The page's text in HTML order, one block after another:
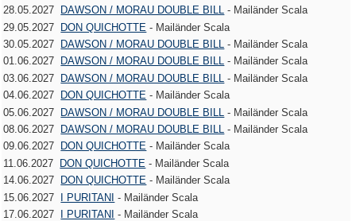
28.05.2027
DAWSON / MORAU DOUBLE BILL - Mailänder Scala
29.05.2027 DON QUICHOTTE - Mailänder Scala
30.05.2027
DAWSON / MORAU DOUBLE BILL - Mailänder Scala
01.06.2027
DAWSON / MORAU DOUBLE BILL - Mailänder Scala
03.06.2027
DAWSON / MORAU DOUBLE BILL
- Mailänder Scala
04.06.2027
DON QUICHOTTE - Mailänder Scala
05.06.2027 DAWSON / MORAU DOUBLE BILL - Mailänder Scala
08.06.2027
DAWSON / MORAU DOUBLE BILL
- Mailänder Scala
09.06.2027
DON QUICHOTTE - Mailänder Scala
11.06.2027
DON QUICHOTTE - Mailänder Scala
14.06.2027
DON QUICHOTTE - Mailänder Scala
15.06.2027 I PURITANI - Mailänder Scala
17.06.2027
I PURITANI - Mailänder Scala